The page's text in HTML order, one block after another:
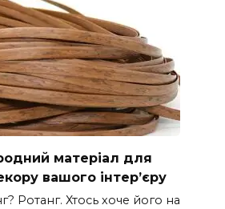
матеріал для
вашого інтер’єру
Ротанг. Хтось хоче його на